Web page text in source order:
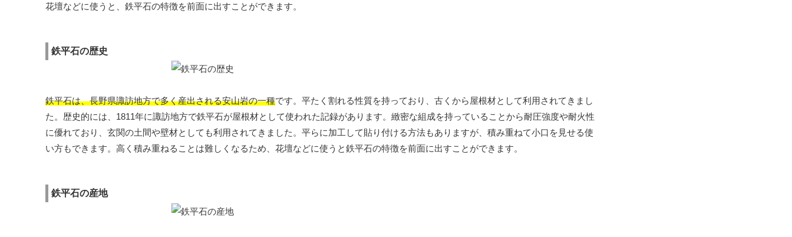
花壇などに使うと、鉄平石の特徴を前面に出すことができます。
鉄平石の歴史
鉄平石は、長野県諏訪地方で多く産出される安山岩の一種です。平たく割れる性質を持っており、古くから屋根材として利用されてきまし
た。歴史的には、1811年に諏訪地方で鉄平石が屋根材として使われた記録があります。緻密な組成を持っていることから耐圧強度や耐火性
に優れており、玄関の土間や壁材としても利用されてきました。平らに加工して貼り付ける方法もありますが、積み重ねて小口を見せる使
い方もできます。高く積み重ねることは難しくなるため、花壇などに使うと鉄平石の特徴を前面に出すことができます。
鉄平石の産地